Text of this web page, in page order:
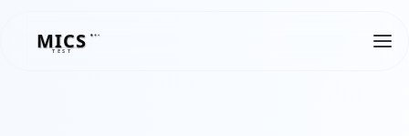
MICS
MICS
TEST